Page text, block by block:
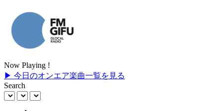
Now Playing !
▶ 今日のオンエア楽曲一覧を見る
Search